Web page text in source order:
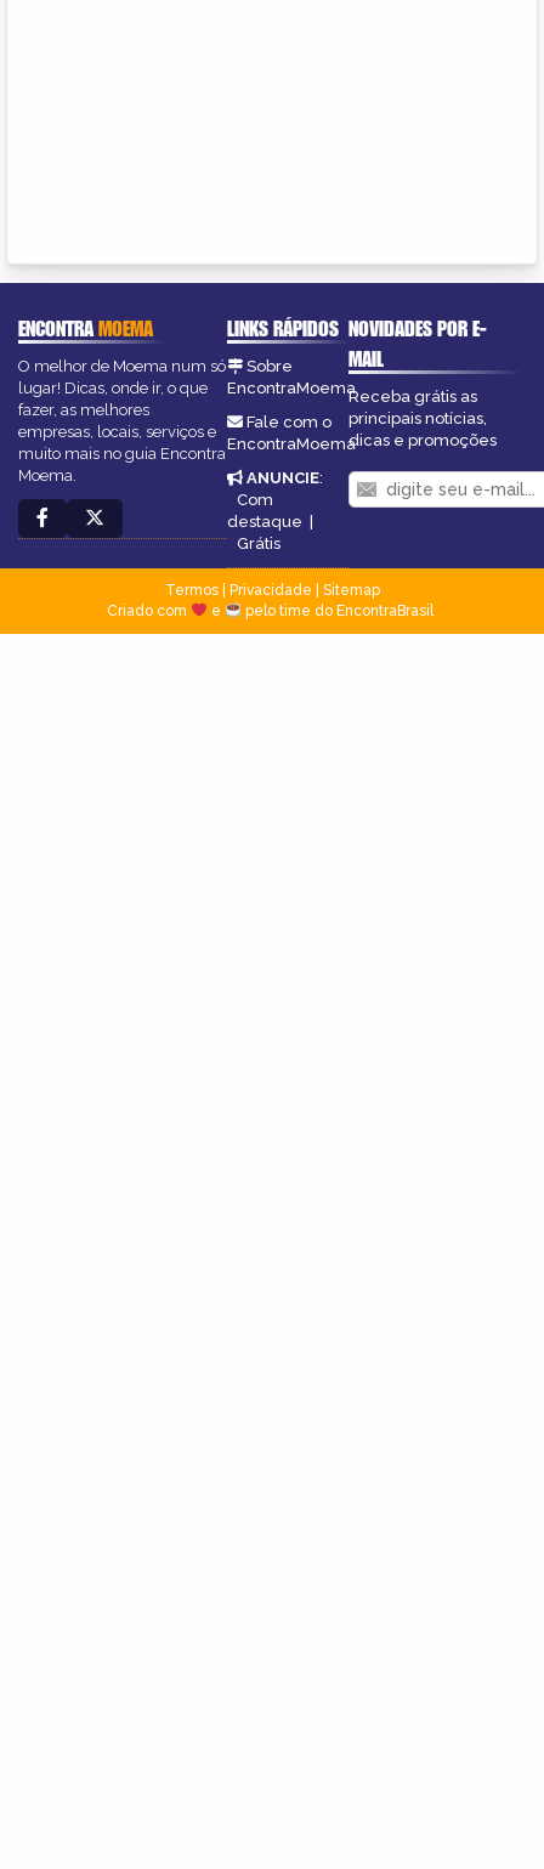
ENCONTRAMOEMA
O melhor de Moema num só
lugar! Dicas, onde ir, o que
fazer, as melhores
empresas, locais, serviços e
muito mais no guia Encontra
Moema.
LINKS RÁPIDOS
Sobre
EncontraMoema
Fale com o
EncontraMoema
ANUNCIE:
Com
destaque
Grátis
NOVIDADES POR E-
MAIL
Receba grátis as
principais notícias,
dicas e promoções
Termos| Privacidade
Sitemap
Criado com
e pelo time do EncontraBrasil